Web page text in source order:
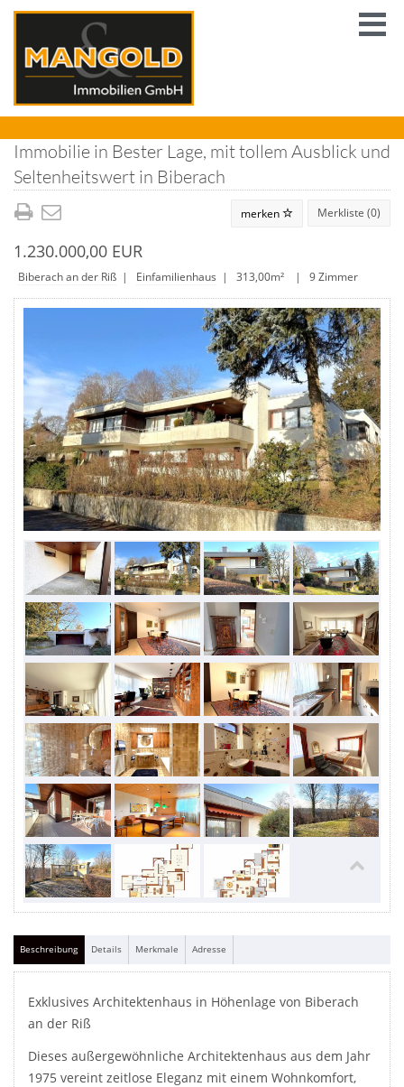
Immobilie in Bester Lage, mit tollem Ausblick und
Seltenheitswert in Biberach
Merkliste (0)
merken
1.230.000,00 EUR
Biberach an der Riß | Einfamilienhaus | 313,00m² | 9 Zimmer
Beschreibung Details Merkmale Adresse
Exklusives Architektenhaus in Höhenlage von Biberach
an der Riß
Dieses außergewöhnliche Architektenhaus aus dem Jahr
1975 vereint zeitlose Eleganz mit einem Wohnkomfort,